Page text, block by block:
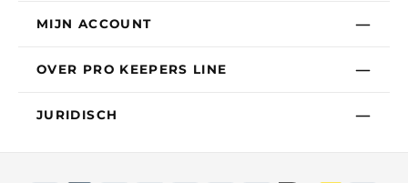
MIJN ACCOUNT
OVER PRO KEEPERS LINE
JURIDISCH